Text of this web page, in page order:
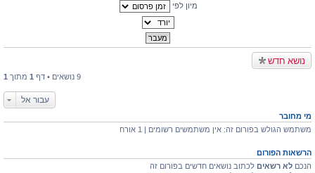
מיון לפי
נושא חדש
9 נושאים • דף 1 מתוך 1
עבור אל
מי מחובר
משתמש הגולש בפורום זה: אין משתמשים רשומים | 1 אורח
הרשאות הפורום
הנכם לא רשאים לכתוב נושאים חדשים בפורום זה